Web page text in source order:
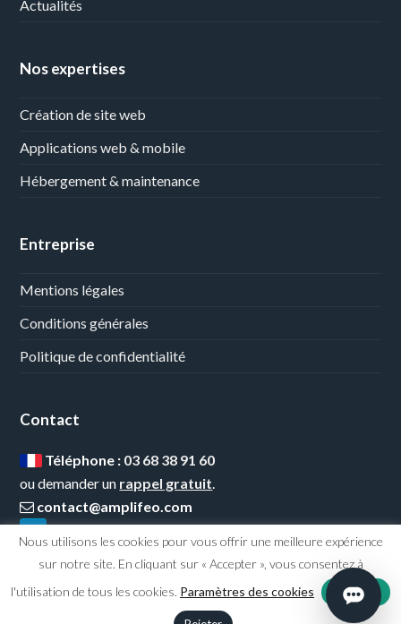
Actualités
Nos expertises
Création de site web
Applications web & mobile
Hébergement & maintenance
Entreprise
Mentions légales
Conditions générales
Politique de confidentialité
Contact
Téléphone : 03 68 38 91 60
ou demander un rappel gratuit.
contact@amplifeo.com
Amplifeo- Tous droits réservés.
Nous utilisons les cookies pour vous offrir une meilleure expérience
sur notre site. En cliquant sur « Accepter », vous consentez à
l'utilisation de tous les cookies. Paramètres des cookies Accepter